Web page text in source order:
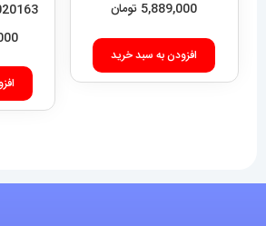
فروشگاه آقای خاص
اعتماد شما، سرمایه اصلی ماست.با افتخار
انواع ساعت مچی جزو تخصصی ترین مرجع